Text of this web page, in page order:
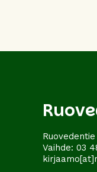
Vaihde: 03